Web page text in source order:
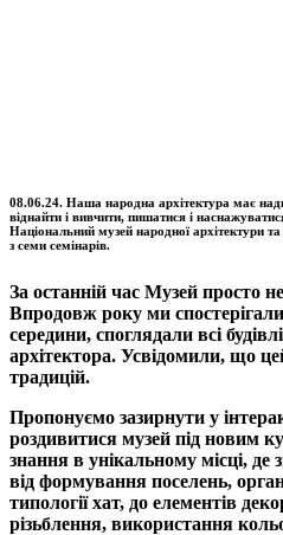
08.06.24. Наша народна архітектура має
віднайти і вивчити, пишатися і
Національний музей народної архітектури
з семи семінарів.
За останній час Музей просто
Впродовж року ми
середини, споглядали всі
архітектора. Усвідомили, що
традицій.
Пропонуємо зазирнути у
роздивитися музей під новим
знання в унікальному місці, де
від формування поселень,
типології хат, до елементів
різьблення, використання